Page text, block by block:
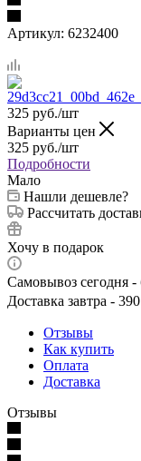
Артикул: 6232400
325 руб./шт
Варианты цен
325 руб./шт
Подробности
Мало
Нашли дешевле?
Рассчитать
Хочу в подарок
Самовывоз сегодня -
Доставка завтра -
Отзывы
Как купить
Оплата
Доставка
Отзывы